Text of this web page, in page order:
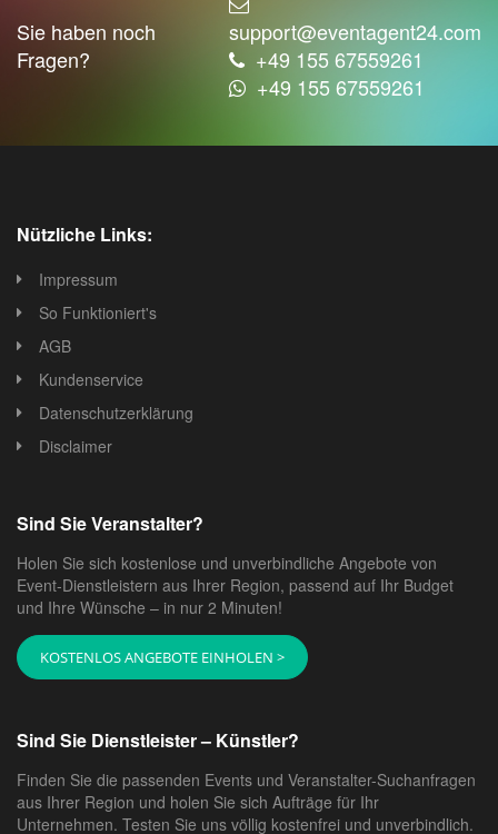
Sie haben noch
Fragen?
support@eventagent24.com
+49 155 67559261
+49 155 67559261
Nützliche Links:
Impressum
So Funktioniert's
AGB
Kundenservice
Datenschutzerklärung
Disclaimer
Sind Sie Veranstalter?
Holen Sie sich kostenlose und unverbindliche Angebote von
Event-Dienstleistern aus Ihrer Region, passend auf Ihr Budget
und Ihre Wünsche – in nur 2 Minuten!
KOSTENLOS ANGEBOTE EINHOLEN >
Sind Sie Dienstleister – Künstler?
Finden Sie die passenden Events und Veranstalter-Suchanfragen
aus Ihrer Region und holen Sie sich Aufträge für Ihr
Unternehmen. Testen Sie uns völlig kostenfrei und unverbindlich.